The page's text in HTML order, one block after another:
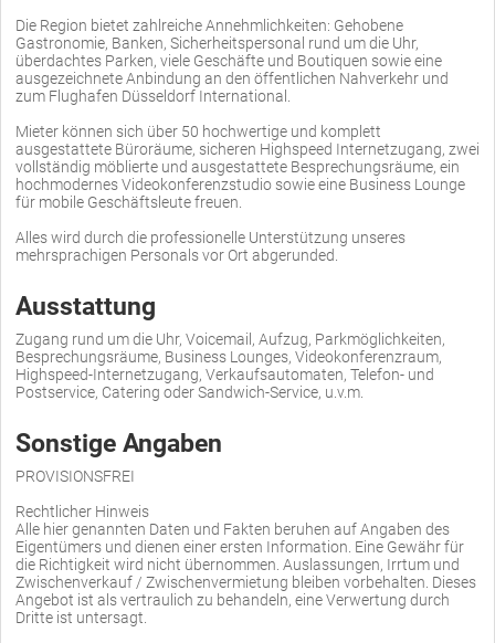
Die Region bietet zahlreiche Annehmlichkeiten: Gehobene
Gastronomie, Banken, Sicherheitspersonal rund um die Uhr,
überdachtes Parken, viele Geschäfte und Boutiquen sowie eine
ausgezeichnete Anbindung an den öffentlichen Nahverkehr und
zum Flughafen Düsseldorf International.
Mieter können sich über 50 hochwertige und komplett
ausgestattete Büroräume, sicheren Highspeed Internetzugang, zwei
vollständig möblierte und ausgestattete Besprechungsräume, ein
hochmodernes Videokonferenzstudio sowie eine Business Lounge
für mobile Geschäftsleute freuen.
Alles wird durch die professionelle Unterstützung unseres
mehrsprachigen Personals vor Ort abgerunded.
Ausstattung
Zugang rund um die Uhr, Voicemail, Aufzug, Parkmöglichkeiten,
Besprechungsräume, Business Lounges, Videokonferenzraum,
Highspeed-Internetzugang, Verkaufsautomaten, Telefon- und
Postservice, Catering oder Sandwich-Service, u.v.m.
Sonstige Angaben
PROVISIONSFREI
Rechtlicher Hinweis
Alle hier genannten Daten und Fakten beruhen auf Angaben des
Eigentümers und dienen einer ersten Information. Eine Gewähr für
die Richtigkeit wird nicht übernommen. Auslassungen, Irrtum und
Zwischenverkauf / Zwischenvermietung bleiben vorbehalten. Dieses
Angebot ist als vertraulich zu behandeln, eine Verwertung durch
Dritte ist untersagt.